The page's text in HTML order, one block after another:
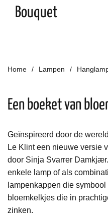
Bouquet
Home Lampen
Een boeket van
Geïnspireerd door de
Le Klint een nieuwe versie
door Sinja Svarrer
enkele lamp of als
lampenkappen die
bloemkelkjes die in
zinken.